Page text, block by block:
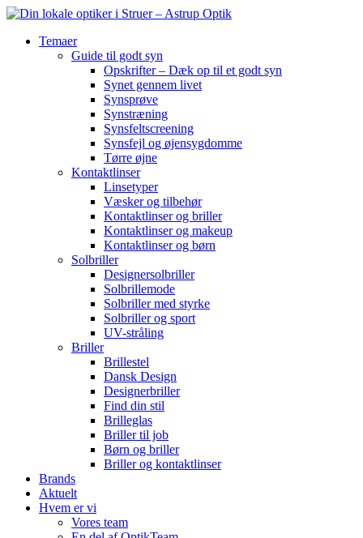
Temaer
Guide til godt syn
Opskrifter – Dæk op til et godt syn
Synet gennem livet
Synsprøve
Synstræning
Synsfeltscreening
Synsfejl og øjensygdomme
Tørre øjne
Kontaktlinser
Linsetyper
Væsker og tilbehør
Kontaktlinser og briller
Kontaktlinser og makeup
Kontaktlinser og børn
Solbriller
Designersolbriller
Solbrillemode
Solbriller med styrke
Solbriller og sport
UV-stråling
Briller
Brillestel
Dansk Design
Designerbriller
Find din stil
Brilleglas
Briller til job
Børn og briller
Briller og kontaktlinser
Brands
Aktuelt
Hvem er vi
Vores team